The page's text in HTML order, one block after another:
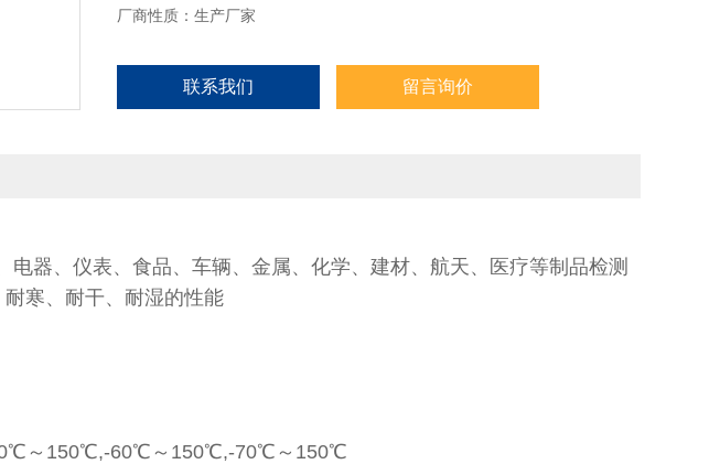
厂商性质：生产厂家
联系我们 留言询价
器、仪表、食品、车辆、金属、化学、建材、航天、医疗等制品检测
寒、耐干、耐湿的性能
～150℃,-60℃～150℃,-70℃～150℃